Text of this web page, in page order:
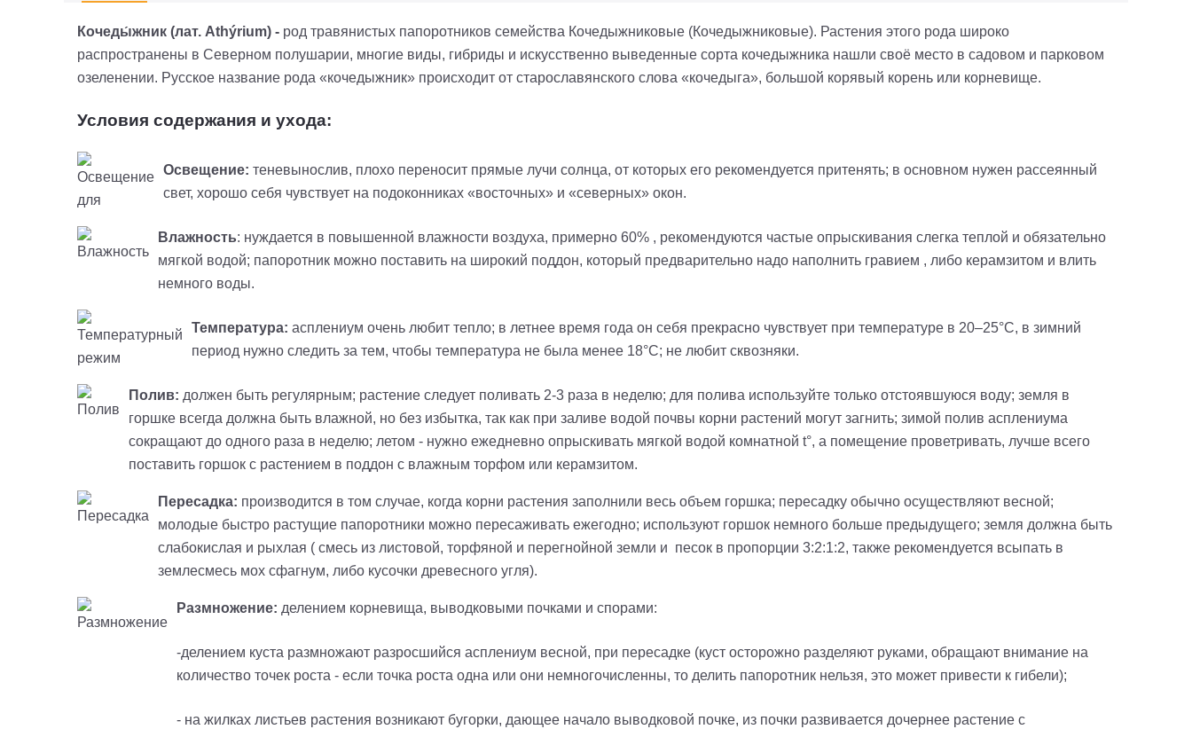
Кочеды́жник (лат. Athýrium) - род травянистых папоротников семейства Кочедыжниковые (Кочедыжниковые). Растения этого рода широко
распространены в Северном полушарии, многие виды, гибриды и искусственно выведенные сорта кочедыжника нашли своё место в садовом и парковом
озеленении. Русское название рода «кочедыжник» происходит от старославянского слова «кочедыга», большой корявый корень или корневище.
Условия содержания и ухода:
Освещение: теневынослив, плохо переносит прямые лучи солнца, от которых его рекомендуется притенять; в основном нужен рассеянный
свет, хорошо себя чувствует на подоконниках «восточных» и «северных» окон.
Влажность: нуждается в повышенной влажности воздуха, примерно 60% , рекомендуются частые опрыскивания слегка теплой и обязательно
мягкой водой; папоротник можно поставить на широкий поддон, который предварительно надо наполнить гравием , либо керамзитом и влить
немного воды.
Температура: асплениум очень любит тепло; в летнее время года он себя прекрасно чувствует при температуре в 20–25°С, в зимний
период нужно следить за тем, чтобы температура не была менее 18°С; не любит сквозняки.
Полив: должен быть регулярным; растение следует поливать 2-3 раза в неделю; для полива используйте только отстоявшуюся воду; земля в
горшке всегда должна быть влажной, но без избытка, так как при заливе водой почвы корни растений могут загнить; зимой полив асплениума
сокращают до одного раза в неделю; летом - нужно ежедневно опрыскивать мягкой водой комнатной t°, а помещение проветривать, лучше всего
поставить горшок с растением в поддон с влажным торфом или керамзитом.
Пересадка: производится в том случае, когда корни растения заполнили весь объем горшка; пересадку обычно осуществляют весной;
молодые быстро растущие папоротники можно пересаживать ежегодно; используют горшок немного больше предыдущего; земля должна быть
слабокислая и рыхлая ( смесь из листовой, торфяной и перегнойной земли и песок в пропорции 3:2:1:2, также рекомендуется всыпать в
землесмесь мох сфагнум, либо кусочки древесного угля).
Размножение: делением корневища, выводковыми почками и спорами:
-делением куста размножают разросшийся асплениум весной, при пересадке (куст осторожно разделяют руками, обращают внимание на
количество точек роста - если точка роста одна или они немногочисленны, то делить папоротник нельзя, это может привести к гибели);
- на жилках листьев растения возникают бугорки, дающее начало выводковой почке, из почки развивается дочернее растение с